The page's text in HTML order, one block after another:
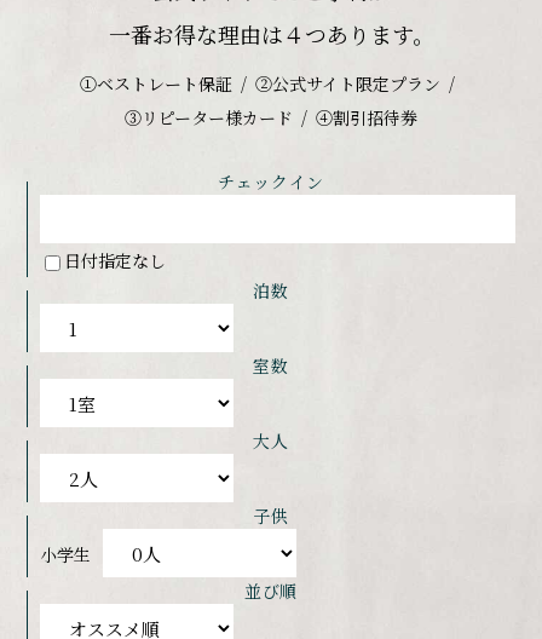
一番お得な理由は４つあります。
①ベストレート保証
②公式サイト限定プラン
③リピーター様カード
④割引招待券
チェックイン
日付指定なし
泊数
室数
大人
子供
小学生
並び順